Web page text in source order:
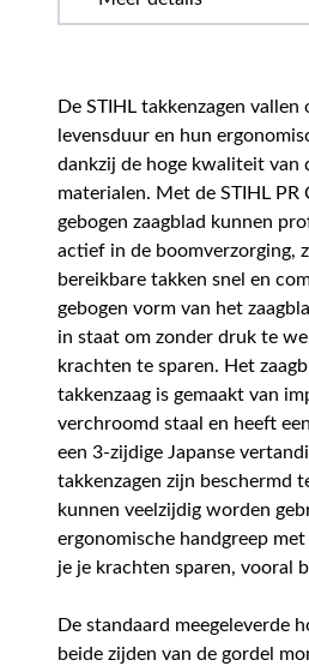
De STIHL takkenzagen
levensduur en hun
dankzij de hoge kwaliteit van
materialen. Met de STIHL PR
gebogen zaagblad kunnen
actief in de boomverzorging,
bereikbare takken snel en
gebogen vorm van het
in staat om zonder druk te
krachten te sparen. Het
takkenzaag is gemaakt van
verchroomd staal en heeft
een 3-zijdige Japanse
takkenzagen zijn beschermd
kunnen veelzijdig worden
ergonomische handgreep
je je krachten sparen, vooral
De standaard meegeleverde
beide zijden van de gordel